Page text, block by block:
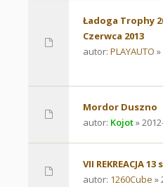
Ładoga Trophy
Czerwca 2013
autor: PLAYAUTO
Mordor Duszno
autor: Kojot»
VII REKREACJA
autor: 1260Cube »